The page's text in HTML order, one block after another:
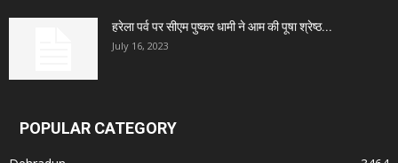
हरेला पर्व पर सीएम पुष्कर धामी ने आम की पूषा श्रेष्ठ...
July 16, 2023
POPULAR CATEGORY